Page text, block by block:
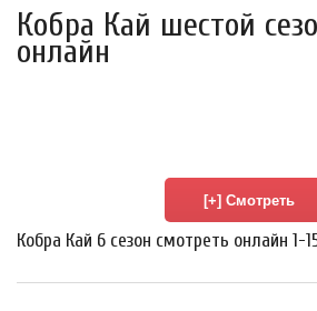
Кобра Кай шестой
онлайн
Кобра Кай 6 сезон смотреть онлайн 1-